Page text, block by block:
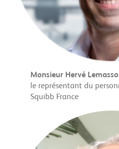
Monsieur Hervé
le représentant du
Squibb France